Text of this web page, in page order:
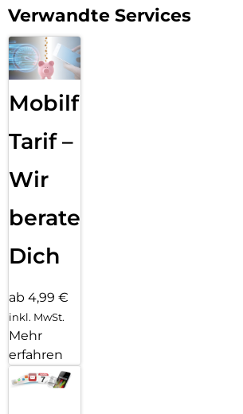
Verwandte Services
Mobilfunk
Tarif –
Wir
beraten
Dich
ab 4,99 €
inkl. MwSt.
Mehr
erfahren